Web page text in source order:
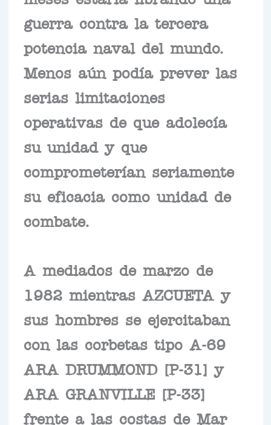
guerra contra la tercera
potencia naval del mundo.
Menos aún podía prever las
serias limitaciones
operativas de que adolecía
su unidad y que
comprometerían seriamente
su eficacia como unidad de
combate.
A mediados de marzo de
1982 mientras AZCUETA y
sus hombres se ejercitaban
con las corbetas tipo A-69
ARA DRUMMOND [P-31] y
ARA GRANVILLE [P-33]
frente a las costas de Mar